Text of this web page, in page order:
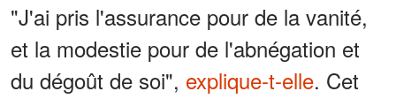
"J'ai pris l'assurance pour de la vanité,
et la modestie pour de l'abnégation et
du dégoût de soi", explique-t-elle. Cet